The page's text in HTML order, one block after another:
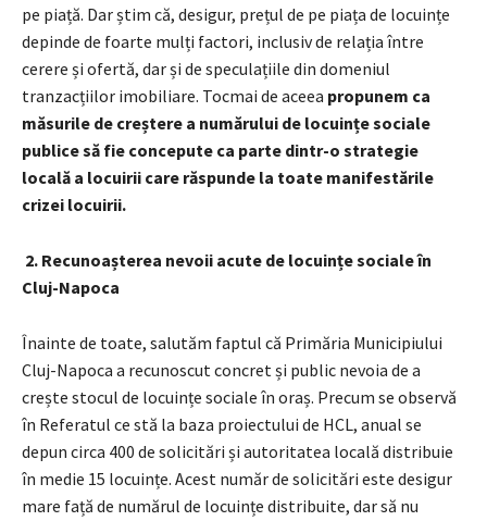
pe piață. Dar știm că, desigur, prețul de pe piața de locuințe
depinde de foarte mulți factori, inclusiv de relația între
cerere și ofertă, dar și de speculațiile din domeniul
tranzacțiilor imobiliare. Tocmai de aceea propunem ca
măsurile de creștere a numărului de locuințe sociale
publice să fie concepute ca parte dintr-o strategie
locală a locuirii care răspunde la toate manifestările
crizei locuirii.
2. Recunoașterea nevoii acute de locuințe sociale în
Cluj-Napoca
Înainte de toate, salutăm faptul că Primăria Municipiului
Cluj-Napoca a recunoscut concret și public nevoia de a
crește stocul de locuințe sociale în oraș. Precum se observă
în Referatul ce stă la baza proiectului de HCL, anual se
depun circa 400 de solicitări și autoritatea locală distribuie
în medie 15 locuințe. Acest număr de solicitări este desigur
mare față de numărul de locuințe distribuite, dar să nu